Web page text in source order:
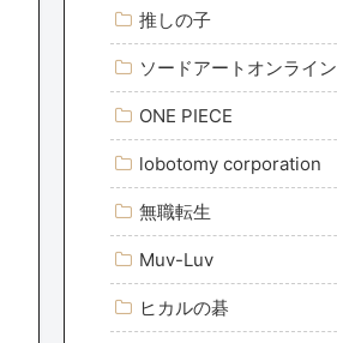
推しの子
ソードアートオンライン
ONE PIECE
lobotomy corporation
無職転生
Muv-Luv
ヒカルの碁